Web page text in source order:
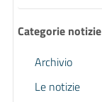
Categorie notizie
Archivio
Le notizie